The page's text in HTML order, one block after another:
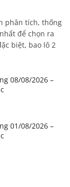
phân tích, thống
để chọn ra
biệt, bao lô 2
08/08/2026 –
01/08/2026 –